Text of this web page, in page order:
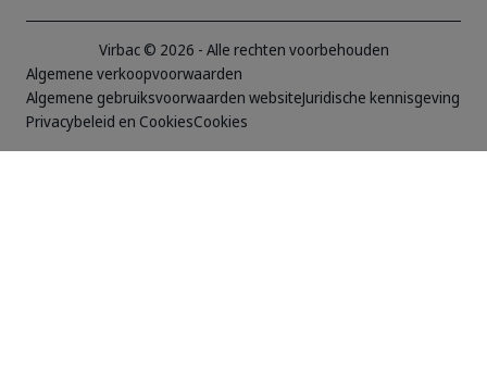
Virbac © 2026 - Alle rechten voorbehouden
Algemene verkoopvoorwaarden
Algemene gebruiksvoorwaarden websiteJuridische kennisgeving
Privacybeleid en CookiesCookies